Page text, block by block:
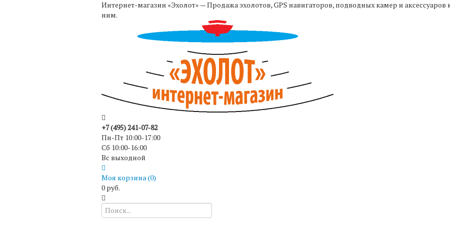
Интернет-магазин «Эхолот» — Продажа эхолотов, GPS навигаторов, подводных камер и аксессуаров
ним.
+7 (495) 241-07-82
Пн-Пт 10:00-17:00
Сб 10:00-16:00
Вс выходной
Моя корзина (0)
0 руб.